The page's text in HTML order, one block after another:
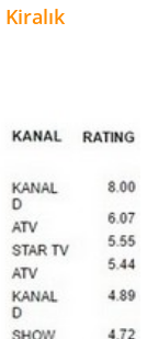
Kiralık